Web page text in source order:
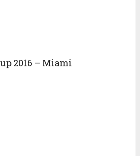
2016 – Miami